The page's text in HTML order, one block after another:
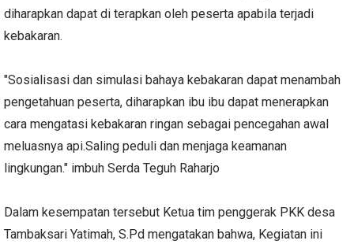
diharapkan dapat di terapkan oleh peserta apabila terjadi
kebakaran.
"Sosialisasi dan simulasi bahaya kebakaran dapat menambah
pengetahuan peserta, diharapkan ibu ibu dapat menerapkan
cara mengatasi kebakaran ringan sebagai pencegahan awal
meluasnya api.Saling peduli dan menjaga keamanan
lingkungan." imbuh Serda Teguh Raharjo
Dalam kesempatan tersebut Ketua tim penggerak PKK desa
Tambaksari Yatimah, S.Pd mengatakan bahwa, Kegiatan ini